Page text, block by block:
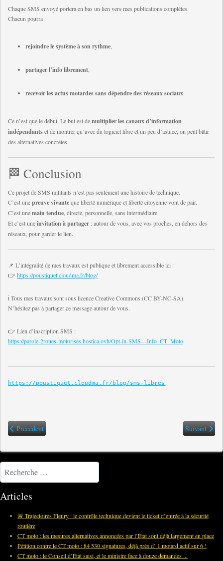
Chaque SMS envoyé portera en bas un lien vers mes publications complètes.
Chacun pourra :
rejoindre le système à son rythme
partager l’info librement
recevoir les actus motardes sans dépendre des réseaux sociaux.
Ce n’est que le début. Le but est demultiplier les canaux d’information
indépendantset de montrer qu’avec du logiciel libre et un peu d’astuce, on peut bâtir
des alternatives concrètes.
🏁 Conclusion
Ce projet de SMS militants n’est pas seulement une histoire de technique.
C’est unepreuve vivanteque liberté numérique et liberté citoyenne vont de pair.
C’est unemain tendue , directe, personnelle, sans intermédiaire.
Et c’est uneinvitation à partager : autour de vous, avec vos proches, en dehors des
réseaux, pour garder le lien.
📌 L’intégralité de mes travaux est publique et librement accessible ici :
👉 https://poustiquet.cloudma.fr/blog/
ℹ️ Tous mes travaux sont sous licence Creative Commons (CC BY-NC-SA).
N’hésitez pas à partager ce message autour de vous.
👉 Lien d’inscription SMS :
https://parole-2roues-motorises.hostica.ovh/Opt-in-SMS---Info_CT_Moto
https://poustiquet.cloudma.fr/blog/sms-libres
Article précédent : 🐧 Dolibarr : un outil libre que je déploie au service des
Précédent Article
Suivant
Rechercher
Articles
🚨 Trajectoires Fleury : le contrôle technique devient le ticket d’entrée à la sécurité
routière
CT moto : les mesures alternatives annoncées par l’État sont déjà largement en place
Pétition contre le CT moto : 84 530 signatures, déjà près d’ 1 motard actif sur 6 !
CT moto : le Conseil d’État saisi, et le ministre face à douze demandes ...